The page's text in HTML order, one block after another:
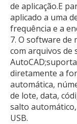
de aplicação.E
aplicado a uma
frequência e a
7. O software de
com arquivos de
diretamente a
automática,
de lote, data,
salto
USB.